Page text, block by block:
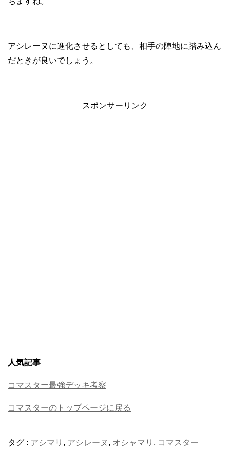
アシレーヌに進化させるとしても、相手の陣地に踏み込ん
だときが良いでしょう。
スポンサーリンク
人気記事
コマスター最強デッキ考察
コマスターのトップページに戻る
タグ : アシマリ , アシレーヌ , オシャマリ , コマスター